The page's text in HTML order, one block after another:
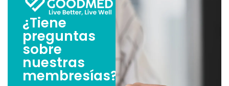
¿Tiene
preguntas
sobre
nuestras
membresías?